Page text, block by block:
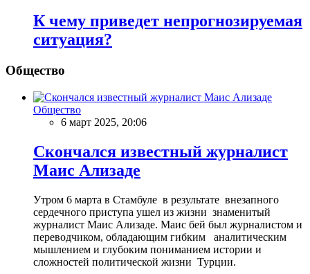
К чему приведет непрогнозируемая
ситуация?
Общество
Общество
6 март 2025, 20:06
Скончался известный журналист
Маис Ализаде
Утром 6 марта в Стамбуле в результате внезапного
сердечного приступа ушел из жизни знаменитый
журналист Маис Ализаде. Маис бей был журналистом и
переводчиком, обладающим гибким аналитическим
мышлением и глубоким пониманием истории и
сложностей политической жизни Турции.